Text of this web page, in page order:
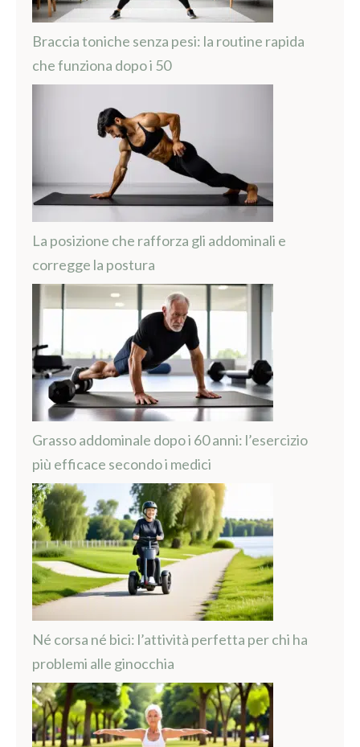
Braccia toniche senza pesi: la routine rapida
che funziona dopo i 50
La posizione che rafforza gli addominali e
corregge la postura
Grasso addominale dopo i 60 anni: l’esercizio
più efficace secondo i medici
Né corsa né bici: l’attività perfetta per chi ha
problemi alle ginocchia